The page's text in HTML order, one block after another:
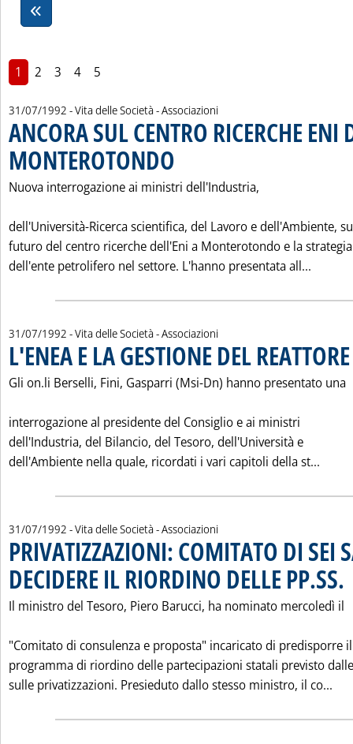
1 2 3 4 5
31/07/1992 - Vita delle Società - Associazioni
ANCORA SUL CENTRO RICERCHE ENI
MONTEROTONDO
Nuova interrogazione ai ministri dell'Industria,
dell'Università-Ricerca scientifica, del Lavoro e dell'Ambiente,
futuro del centro ricerche dell'Eni a Monterotondo e la strategia
dell'ente petrolifero nel settore. L'hanno presentata all...
31/07/1992 - Vita delle Società - Associazioni
L'ENEA E LA GESTIONE DEL
Gli on.li Berselli, Fini, Gasparri (Msi-Dn) hanno presentato una
interrogazione al presidente del Consiglio e ai ministri
dell'Industria, del Bilancio, del Tesoro, dell'Università e
dell'Ambiente nella quale, ricordati i vari capitoli della st...
31/07/1992 - Vita delle Società - Associazioni
PRIVATIZZAZIONI: COMITATO DI SEI
DECIDERE IL RIORDINO DELLE PP.SS.
Il ministro del Tesoro, Piero Barucci, ha nominato mercoledì il
"Comitato di consulenza e proposta" incaricato di predisporre il
programma di riordino delle partecipazioni statali previsto
sulle privatizzazioni. Presieduto dallo stesso ministro, il co...